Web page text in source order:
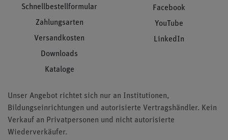
Schnellbestellformular
Zahlungsarten
Versandkosten
Downloads
Kataloge
Facebook
YouTube
LinkedIn
Unser Angebot richtet sich nur an Institutionen,
Bildungseinrichtungen und autorisierte Vertragshändler. Kein
Verkauf an Privatpersonen und nicht autorisierte
Wiederverkäufer.